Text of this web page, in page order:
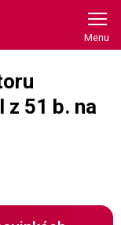
51 b. na